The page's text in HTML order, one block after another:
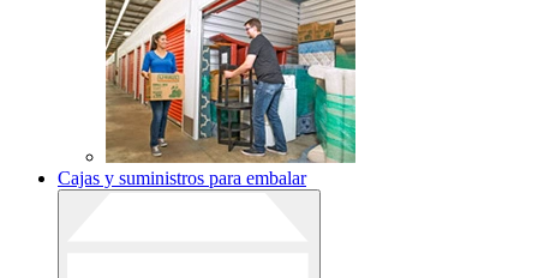
Cajas y suministros para embalar